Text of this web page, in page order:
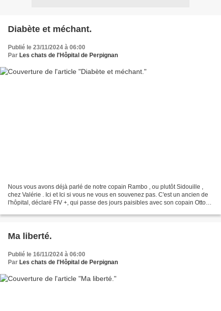
Diabète et méchant.
Publié le 23/11/2024 à 06:00
Par Les chats de l'Hôpital de Perpignan
Nous vous avons déjà parlé de notre copain Rambo , ou plutôt Sidouille ,
chez Valérie . Ici et Ici si vous ne vous en souvenez pas. C'est un ancien de
l'hôpital, déclaré FIV +, qui passe des jours paisibles avec son copain Otto
Ma liberté.
Publié le 16/11/2024 à 06:00
Par Les chats de l'Hôpital de Perpignan